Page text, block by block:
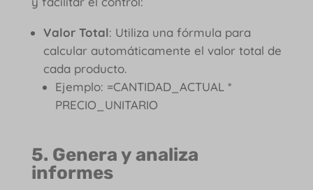
Valor Total: Utiliza una fórmula para
calcular automáticamente el valor total de
cada producto.
Ejemplo: =CANTIDAD_ACTUAL *
PRECIO_UNITARIO
5. Genera y analiza
informes